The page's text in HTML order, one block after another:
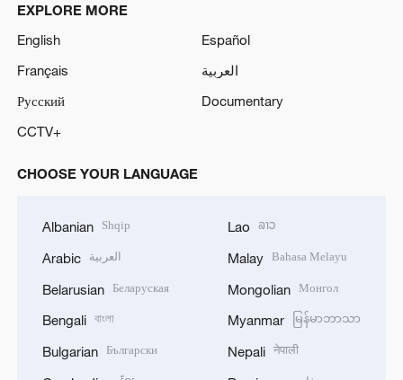
EXPLORE MORE
English
Español
Français
العربية
Русский
Documentary
CCTV+
CHOOSE YOUR LANGUAGE
Albanian Shqip
Arabic العربية
Belarusian Беларуская
Bengali বাংলা
Bulgarian Български
Lao ລາວ
Malay Bahasa Melayu
Mongolian Монгол
Myanmar မြန်မာဘာသာ
Nepali नेपाली